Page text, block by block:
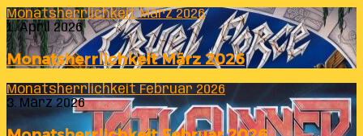
Monatsherrlichkeit März 2026
1. April 2026
Monatsherrlichkeit März 2026
Monatsherrlichkeit Februar 2026
3. März 2026